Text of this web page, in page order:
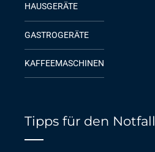
HAUSGERÄTE
GASTROGERÄTE
KAFFEEMASCHINEN
Tipps für den Notfall